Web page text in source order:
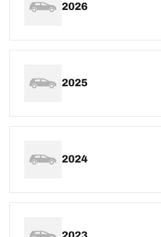
2026
2025
2024